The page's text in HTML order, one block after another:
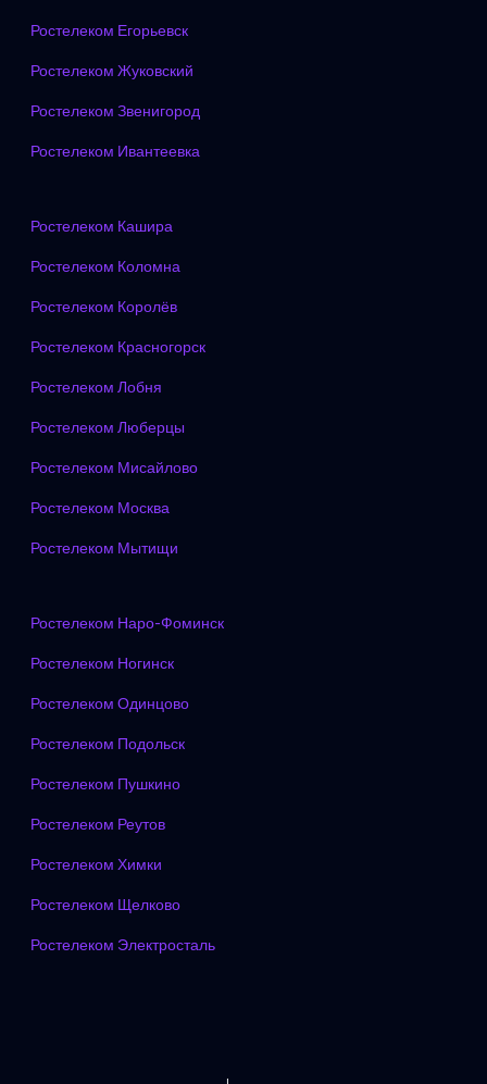
Ростелеком Егорьевск
Ростелеком Жуковский
Ростелеком Звенигород
Ростелеком Ивантеевка
Ростелеком Кашира
Ростелеком Коломна
Ростелеком Королёв
Ростелеком Красногорск
Ростелеком Лобня
Ростелеком Люберцы
Ростелеком Мисайлово
Ростелеком Москва
Ростелеком Мытищи
Ростелеком Наро-Фоминск
Ростелеком Ногинск
Ростелеком Одинцово
Ростелеком Подольск
Ростелеком Пушкино
Ростелеком Реутов
Ростелеком Химки
Ростелеком Щелково
Ростелеком Электросталь